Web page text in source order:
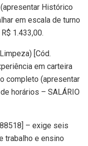
Histórico
em escala de turno
1.433,00.
[Cód.
em carteira
completo (apresentar
horários – SALÁRIO
– exige seis
trabalho e ensino